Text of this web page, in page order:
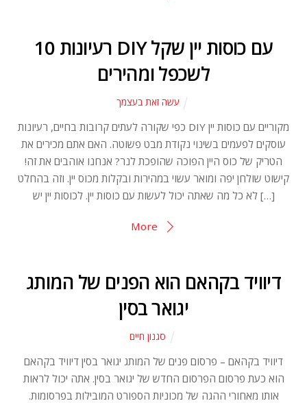
10 רעיונות DIY עם כוסות יין שקל
לשכפל ומהירים
עשה זאת בעצמך
כפי שקורה לעתים קרובות בחיים, רעיונות DIY מקוריים עם כוסות יין
עוסקים לפעמים בשינוי נקודת מבט פשוטה. האם אתם מכירים את
הטריק של כוס היין הפוכה שהופכת לנר? אנחנו אוהבים את זה!
קישוט שולחן יפה ומואר עשוי במהירות ובקלות מכוס יין. וזה בהחלט
לא כל מה שאתה יכול לעשות עם כוסות יין. לכוסות יין יש […]
More
דיוויד בקהאם הוא הפנים של המותג
יגואר בסין
סגנון חיים
דיוויד בקהאם – פרסום פנים של המותג יגואר בסין דיוויד בקהאם
הוא כעת פרסום הפרסום החדש של יגואר בסין. אתה יכול לראות
אותו מאחורי ההגה של מכוניות הספורט המובילות בפרסומות.